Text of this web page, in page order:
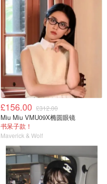
£156.00 £312.00
Miu Miu VMU09X椭圆眼镜
书呆子款！
Maverick & Wolf